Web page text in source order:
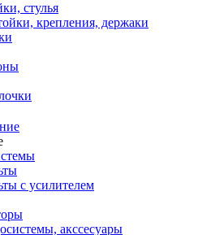
стулья
крепления, держаки
с усилителем
акссесуары